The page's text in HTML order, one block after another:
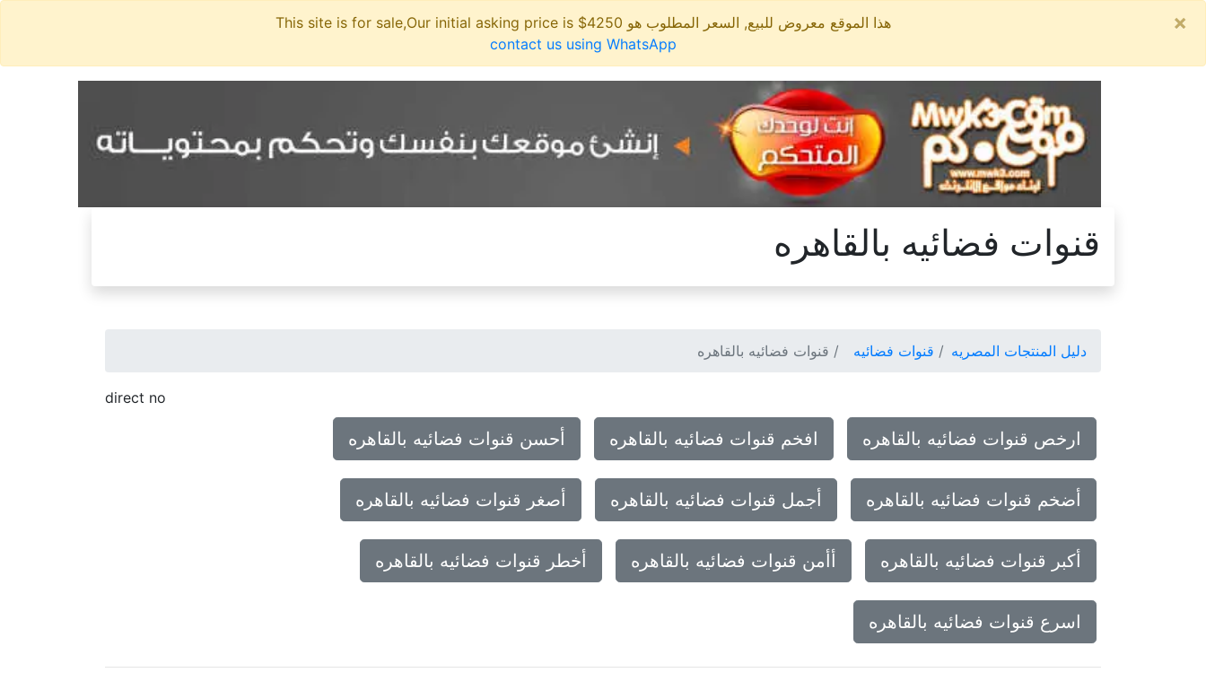
هذا الموقع معروض للبيع, السعر المطلوب هو 4250$ This site is for sale,Our initial asking price is
contact us using WhatsApp
×
قنوات فضائيه بالقاهره
دليل المنتجات المصريه قنوات فضائيه قنوات فضائيه بالقاهره
direct no
ارخص قنوات فضائيه بالقاهره افخم قنوات فضائيه بالقاهره أحسن قنوات فضائيه بالقاهره
أضخم قنوات فضائيه بالقاهره أجمل قنوات فضائيه بالقاهره أصغر قنوات فضائيه بالقاهره
أكبر قنوات فضائيه بالقاهره أأمن قنوات فضائيه بالقاهره أخطر قنوات فضائيه بالقاهره
اسرع قنوات فضائيه بالقاهره